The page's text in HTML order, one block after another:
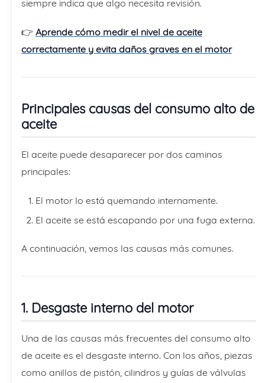
siempre indica que algo necesita revisión.
👉 Aprende cómo medir el nivel de aceite
correctamente y evita daños graves en el motor
Principales causas del consumo alto de
aceite
El aceite puede desaparecer por dos caminos
principales:
El motor lo está quemando internamente.
El aceite se está escapando por una fuga externa.
A continuación, vemos las causas más comunes.
1. Desgaste interno del motor
Una de las causas más frecuentes del consumo alto
de aceite es el desgaste interno. Con los años, piezas
como anillos de pistón, cilindros y guías de válvulas